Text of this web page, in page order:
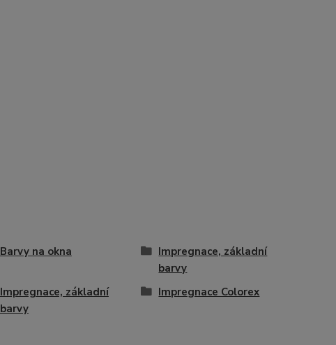
Barvy na okna
Impregnace, základní
barvy
Impregnace, základní
barvy
Impregnace Colorex